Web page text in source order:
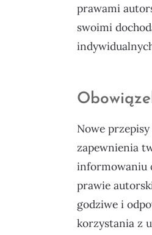
prawami
swoimi
Nowe
zapewnienia
informowaniu
prawie
godziwe i
korzystania z